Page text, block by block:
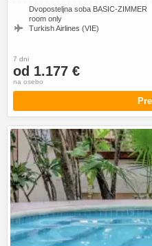
Dvoposteljna soba BASIC-ZIMMER
room only
Turkish Airlines (VIE)
7 dni
od 1.177 €
na osebo